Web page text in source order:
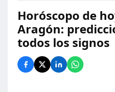
Horóscopo de
Aragón:
todos los signos